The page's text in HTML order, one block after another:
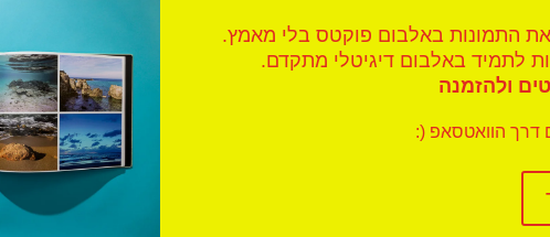
את התמונות באלבום פוקטס בלי מאמץ.
לתמיד באלבום דיגיטלי מתקדם.
ולהזמנה
דרך הוואטסאפ (: